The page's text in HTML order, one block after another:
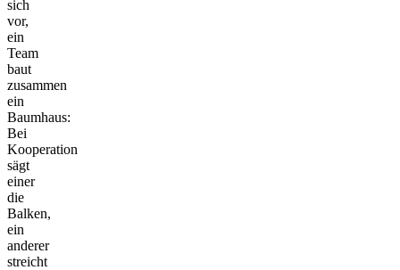
sich
vor,
ein
Team
baut
zusammen
ein
Baumhaus:
Bei
Kooperation
sägt
einer
die
Balken,
ein
anderer
streicht